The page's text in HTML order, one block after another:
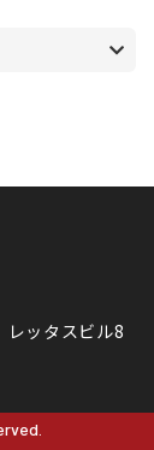
ッタスビル8